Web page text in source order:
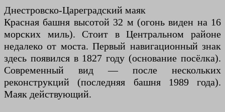
Днестровско-Цареградский маяк
Красная башня высотой 32 м (огонь виден на 16
морских миль). Стоит в Центральном районе
недалеко от моста. Первый навигационный знак
здесь появился в 1827 году (основание посёлка).
Современный вид — после нескольких
реконструкций (последняя башня 1989 года).
Маяк действующий.